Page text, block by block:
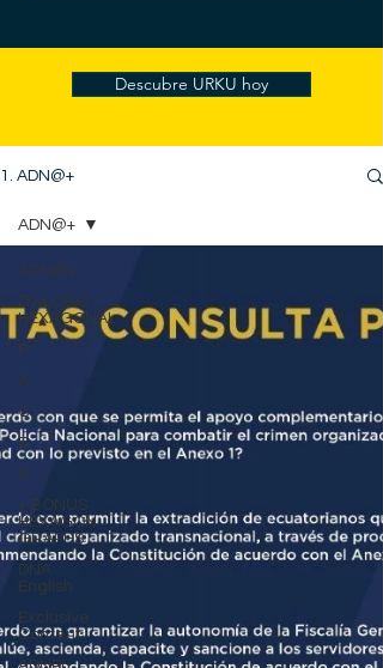
Descubre URKU hoy
1. ADN@+
ADN@+
DIALOGO
HEXAGONAL
P
A
C
E
S
+ BONUS
HEXAGON
GRAPHS
DNA:
English
Exclusive
Content
ADN@+